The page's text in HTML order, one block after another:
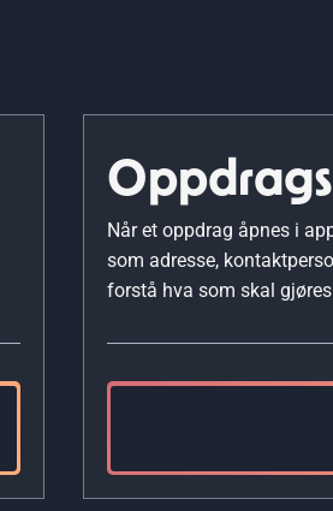
Når et oppdrag åpnes i
som adresse,
forstå hva som skal